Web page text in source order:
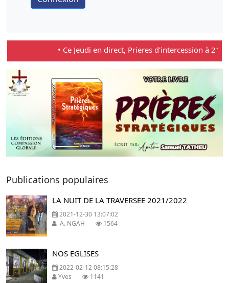
• Ce Jeudi en direct, Prieres d'intercession à
Previous Next
Publications populaires
LA NUIT DE LA TRAVERSEE 2021/2022
2021-12-30 13:07:02
A. NGAH
1564
NOS EGLISES
2022-02-12 08:15:28
Yves
1141